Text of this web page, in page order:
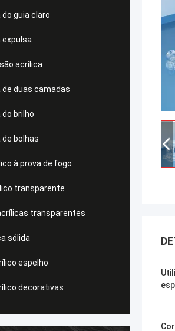
do guia claro
expulsa
acrílica
de duas camadas
do brilho
de bolhas
à prova de fogo
transparente
transparentes
sólida
espelho
decorativas